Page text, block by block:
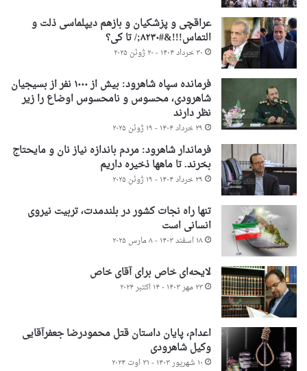
عراقچی و پزشکیان و بازهم دیپلماسی ذلت و
التماس!!!&#۸۲۳۰;/ تا کی؟
۳۰ خرداد ۱۴۰۴ - ۲۰ ژوئن ۲۰۲۵
فرمانده سپاه شاهرود: بیش از ۱۰۰۰ نفر از بسیجیان
شاهرودی، محسوس و نامحسوس اوضاع را زیر
نظر دارند
۲۹ خرداد ۱۴۰۴ - ۱۹ ژوئن ۲۰۲۵
فرماندار شاهرود: مردم باندازه نیاز نان و مایحتاج
بخرند. تا ماهها ذخیره داریم
۲۹ خرداد ۱۴۰۴ - ۱۹ ژوئن ۲۰۲۵
تنها راه نجات کشور در بلندمدت، تربیت نیروی
انسانی است
۱۸ اسفند ۱۴۰۳ - ۸ مارس ۲۰۲۵
لایحه‌ای خاص برای آقای خاص
۲۳ مهر ۱۴۰۳ - ۱۴ اکتبر ۲۰۲۴
اعدام، پایان داستان قتل محمودرضا جعفرآقایی
وکیل شاهرودی
۱۰ شهریور ۱۴۰۳ - ۳۱ اوت ۲۰۲۴